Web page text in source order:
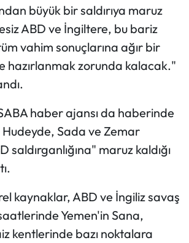
büyük bir saldırıya maruz
ABD ve İngiltere, bu bariz
vahim sonuçlarına ağır bir
hazırlanmak zorunda kalacak."
haber ajansı da haberinde
Sada ve Zemar
saldırganlığına" maruz kaldığı
kaynaklar, ABD ve İngiliz savaş
Yemen'in Sana,
kentlerinde bazı noktalara